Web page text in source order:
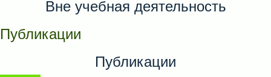
Вне учебная деятельность
Публикации
Публикации